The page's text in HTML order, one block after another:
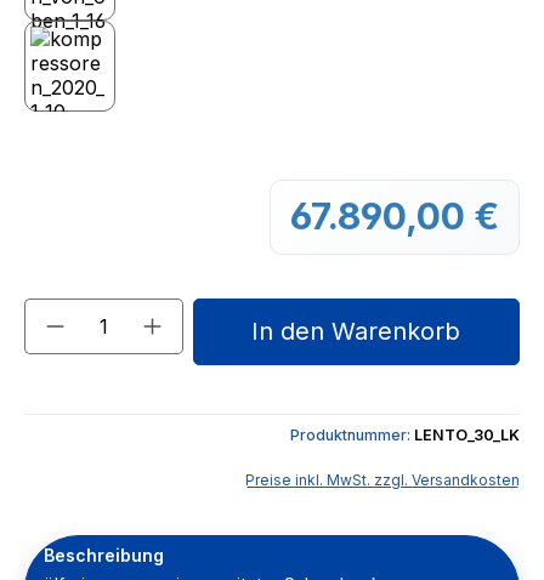
67.890,00 €
Produkt Anzahl: Gib den gewünschten
In den Warenkorb
Produktnummer: LENTO_30_LK
Preise inkl. MwSt. zzgl. Versandkosten
Beschreibung